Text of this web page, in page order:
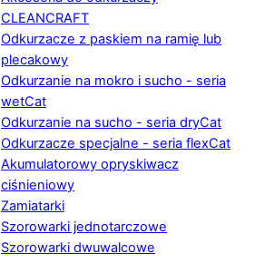
CLEANCRAFT
Odkurzacze z paskiem na ramię lub
plecakowy
Odkurzanie na mokro i sucho - seria
wetCat
Odkurzanie na sucho - seria dryCat
Odkurzacze specjalne - seria flexCat
Akumulatorowy opryskiwacz
ciśnieniowy
Zamiatarki
Szorowarki jednotarczowe
Szorowarki dwuwalcowe